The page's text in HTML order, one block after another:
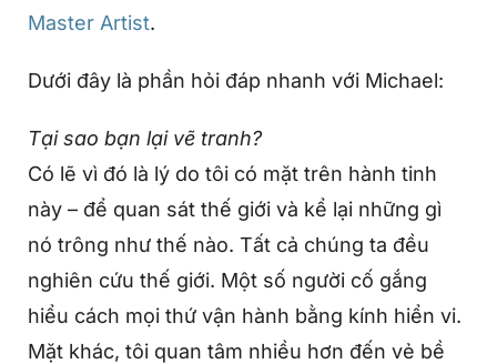
Master Artist.
Dưới đây là phần hỏi đáp nhanh với Michael:
Tại sao bạn lại vẽ tranh?
Có lẽ vì đó là lý do tôi có mặt trên hành tinh
này – để quan sát thế giới và kể lại những gì
nó trông như thế nào. Tất cả chúng ta đều
nghiên cứu thế giới. Một số người cố gắng
hiểu cách mọi thứ vận hành bằng kính hiển vi.
Mặt khác, tôi quan tâm nhiều hơn đến vẻ bề